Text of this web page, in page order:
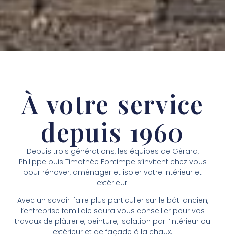
À votre service
depuis 1960
Depuis trois générations, les équipes de Gérard,
Philippe puis Timothée Fontimpe s’invitent chez vous
pour rénover, aménager et isoler votre intérieur et
extérieur.
Avec un savoir-faire plus particulier sur le bâti ancien,
l’entreprise familiale saura vous conseiller pour vos
travaux de plâtrerie, peinture, isolation par l’intérieur ou
extérieur et de façade à la chaux.